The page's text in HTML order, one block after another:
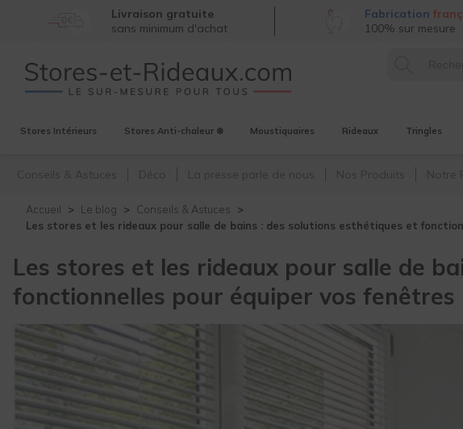
Livraison gratuite
sans minimum d'achat
Fabrication
100% sur mesure
Stores Intérieurs Stores Anti-chaleur ❄️ Moustiquaires Rideaux Tringles
Conseils & Astuces Déco La presse parle de nous Nos Produits Notre
Accueil Le blog
Conseils & Astuces
Les stores et les rideaux pour salle de bains : des solutions esthétiques et
Les stores et les rideaux pour salle de
fonctionnelles pour équiper vos fenêtres